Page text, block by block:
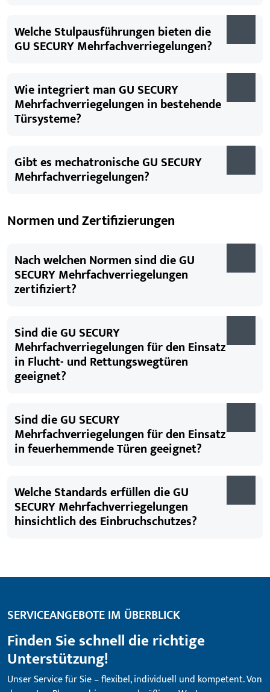
Welche Stulpausführungen bieten die
GU SECURY Mehrfachverriegelungen?
Wie integriert man GU SECURY
Mehrfachverriegelungen in bestehende
Türsysteme?
Gibt es mechatronische GU SECURY
Mehrfachverriegelungen?
Normen und Zertifizierungen
Nach welchen Normen sind die GU
SECURY Mehrfachverriegelungen
zertifiziert?
Sind die GU SECURY
Mehrfachverriegelungen für den Einsatz
in Flucht- und Rettungswegtüren
geeignet?
Sind die GU SECURY
Mehrfachverriegelungen für den Einsatz
in feuerhemmende Türen geeignet?
Welche Standards erfüllen die GU
SECURY Mehrfachverriegelungen
hinsichtlich des Einbruchschutzes?
SERVICEANGEBOTE IM ÜBERBLICK
Finden Sie schnell die richtige
Unterstützung!
Unser Service für Sie – flexibel, individuell und kompetent. Von